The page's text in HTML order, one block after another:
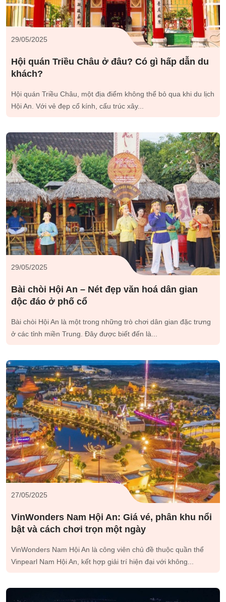
29/05/2025
Hội quán Triều Châu ở đâu? Có gì hấp dẫn du
khách?
Hội quán Triều Châu, một địa điểm không thể bỏ qua khi du lịch
Hội An. Với vẻ đẹp cổ kính, cấu trúc xây...
29/05/2025
Bài chòi Hội An – Nét đẹp văn hoá dân gian
độc đáo ở phố cổ
Bài chòi Hội An là một trong những trò chơi dân gian đặc trưng
ở các tỉnh miền Trung. Đây được biết đến là...
27/05/2025
VinWonders Nam Hội An: Giá vé, phân khu nổi
bật và cách chơi trọn một ngày
VinWonders Nam Hội An là công viên chủ đề thuộc quần thể
Vinpearl Nam Hội An, kết hợp giải trí hiện đại với không...